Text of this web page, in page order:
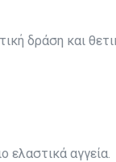
δράση και
ελαστικά αγγεία.